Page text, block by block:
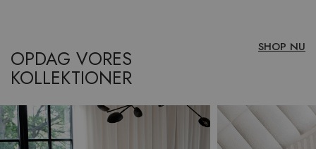
OPDAG VORES
KOLLEKTIONER
SHOP NU